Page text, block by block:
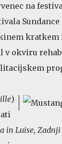
na
Sundance
kratkem
v okviru
)
in Luise, Zadnji